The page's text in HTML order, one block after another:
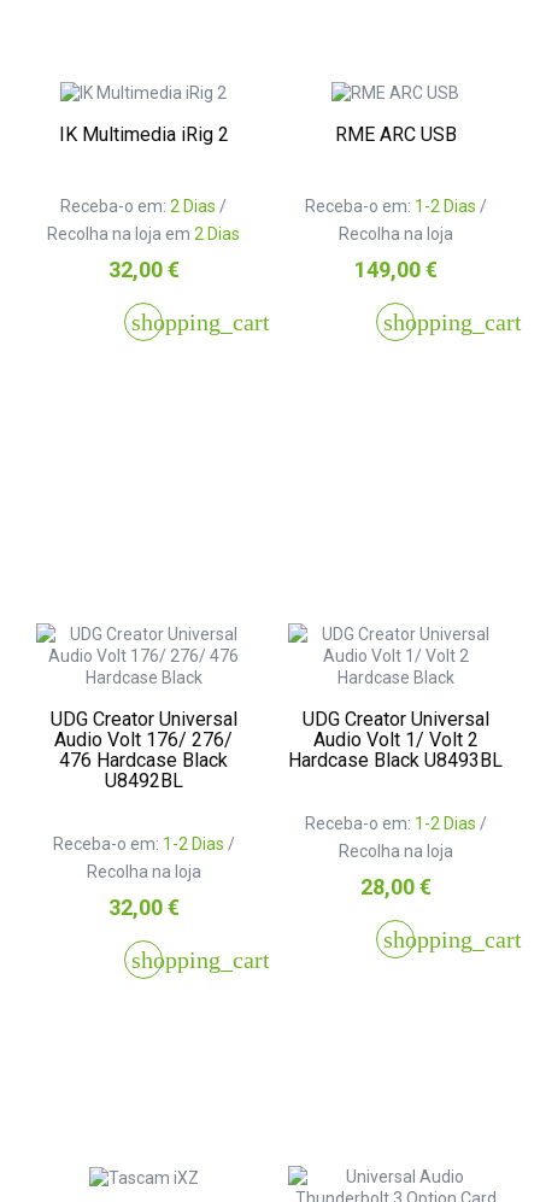
IK Multimedia iRig 2
Receba-o em: 2 Dias /
Recolha na loja em 2 Dias
Preço
32,00 €
shopping_cart
RME ARC USB
Receba-o em: 1-2 Dias /
Recolha na loja
Preço
149,00 €
shopping_cart
UDG Creator Universal
Audio Volt 176/ 276/
476 Hardcase Black
U8492BL
Receba-o em: 1-2 Dias /
Recolha na loja
Preço
32,00 €
shopping_cart
UDG Creator Universal
Audio Volt 1/ Volt 2
Hardcase Black U8493BL
Receba-o em: 1-2 Dias /
Recolha na loja
Preço
28,00 €
shopping_cart